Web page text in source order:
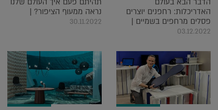
האדריכלות: רחפנים יוצרים
פסלים מרחפים בשמיים |
03.12.2022
נראה ממעוף הציפור? |
30.11.2022